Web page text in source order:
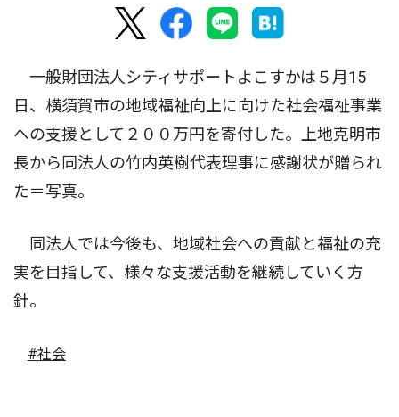
一般財団法人シティサポートよこすかは５月15
日、横須賀市の地域福祉向上に向けた社会福祉事業
への支援として２００万円を寄付した。上地克明市
長から同法人の竹内英樹代表理事に感謝状が贈られ
た＝写真。
同法人では今後も、地域社会への貢献と福祉の充
実を目指して、様々な支援活動を継続していく方
針。
#社会